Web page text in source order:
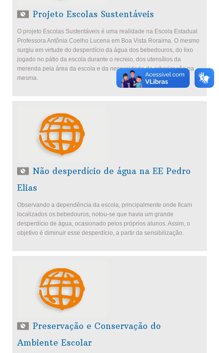
Projeto Escolas Sustentáveis
O projeto Escolas Sustentáveis é uma realidade na Escola Estadual
Professora Antônia Coelho Lucena em Boa Vista Roraima. O mesmo
surgiu em virtude do desperdício da água dos bebedouros, do lixo
jogado no pátio da escola durante o recreio, dos utensílios da
merenda pela área da escola e da necessidade da arborização na
mesma.
Não desperdício de água na EE Pedro
Elias
Observando a dependência da escola, principalmente onde ficam
localizados os bebedouros, notou-se que havia um grande
desperdício de água, ocasionado pelos próprios alunos. Assim, o
objetivo é diminuir esse desperdício, a partir da sensibilização.
Preservação e Conservação do
Ambiente Escolar